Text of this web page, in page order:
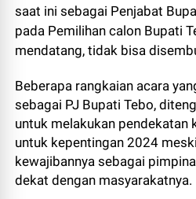
saat ini sebagai Penjabat
pada Pemilihan calon Bupati
mendatang, tidak bisa
Beberapa rangkaian acara
sebagai PJ Bupati Tebo,
untuk melakukan pendekatan
untuk kepentingan 2024
kewajibannya sebagai
dekat dengan masyarakatnya.